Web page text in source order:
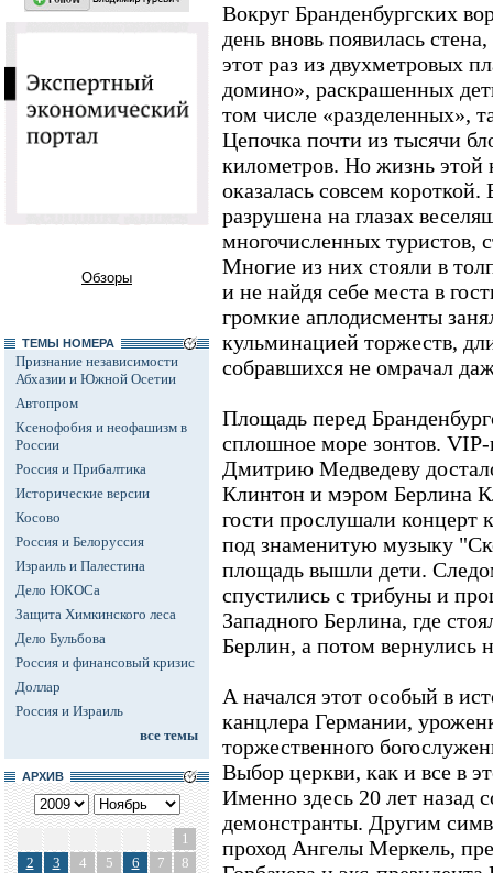
Обзоры
ТЕМЫ НОМЕРА
Признание независимости
Абхазии и Южной Осетии
Автопром
Ксенофобия и неофашизм в
России
Россия и Прибалтика
Исторические версии
Косово
Россия и Белоруссия
Израиль и Палестина
Дело ЮКОСа
Защита Химкинского леса
Дело Бульбова
Россия и финансовый кризис
Доллар
Россия и Израиль
все темы
АРХИВ
1
2
3 4 5 6 7
8
Вокруг Бранденбургских
день вновь появилась
этот раз из двухметровых
домино», раскрашенных
том числе «разделенных»,
Цепочка почти из тысячи
километров. Но жизнь этой
оказалась совсем
разрушена на глазах
многочисленных туристов,
Многие из них стояли в
и не найдя себе места в
громкие аплодисменты
кульминацией торжеств,
собравшихся не омрачал
Площадь перед
сплошное море зонтов.
Дмитрию Медведеву
Клинтон и мэром Берлина
гости прослушали концерт
под знаменитую музыку
площадь вышли дети.
спустились с трибуны и
Западного Берлина, где
Берлин, а потом вернулись
А начался этот особый в
канцлера Германии,
торжественного
Выбор церкви, как и все в
Именно здесь 20 лет назад
демонстранты. Другим
проход Ангелы Меркель,